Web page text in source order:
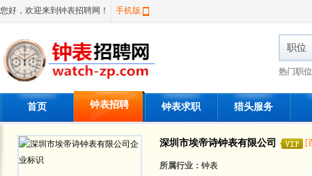
您好，欢迎来到钟表招聘网！ 手机版
职位
热门职
首页 钟表招聘 钟表求职 猎头服务
深圳市埃帝诗钟表有限公司 [
所属行业： 钟表